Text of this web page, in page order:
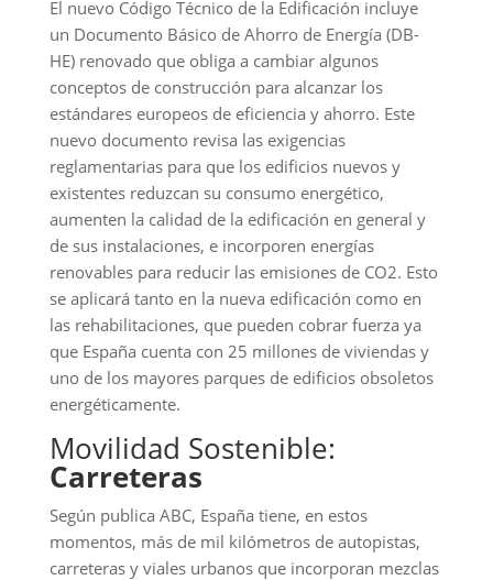
El nuevo Código Técnico de la Edificación incluye
un Documento Básico de Ahorro de Energía (DB-
HE) renovado que obliga a cambiar algunos
conceptos de construcción para alcanzar los
estándares europeos de eficiencia y ahorro. Este
nuevo documento revisa las exigencias
reglamentarias para que los edificios nuevos y
existentes reduzcan su consumo energético,
aumenten la calidad de la edificación en general y
de sus instalaciones, e incorporen energías
renovables para reducir las emisiones de CO2. Esto
se aplicará tanto en la nueva edificación como en
las rehabilitaciones, que pueden cobrar fuerza ya
que España cuenta con 25 millones de viviendas y
uno de los mayores parques de edificios obsoletos
energéticamente.
Movilidad Sostenible:
Carreteras
Según publica ABC, España tiene, en estos
momentos, más de mil kilómetros de autopistas,
carreteras y viales urbanos que incorporan mezclas